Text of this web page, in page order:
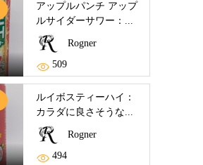
アップルパンチ アップ
ルサイダーサワー：...
Rogner
509
ルイボスティーハイ：
カラダに良さそうな...
Rogner
494